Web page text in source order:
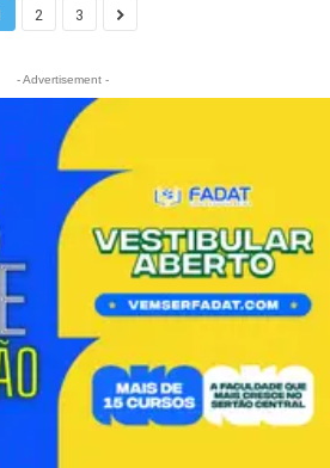
2 3
- Advertisement -